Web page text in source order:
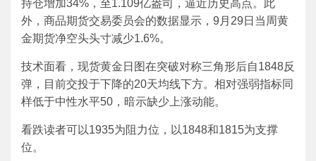
持仓增加34%，至1.109亿盎司，逼近历史高点。此
外，商品期货交易委员会的数据显示，9月29日当周黄
金期货净空头头寸减少1.6%。
技术面看，现货黄金日图在突破对称三角形后自1848反
弹，目前交投于下降的20天均线下方。相对强弱指标同
样低于中性水平50，暗示缺少上涨动能。
看跌读者可以1935为阻力位，以1848和1815为支撑
位。